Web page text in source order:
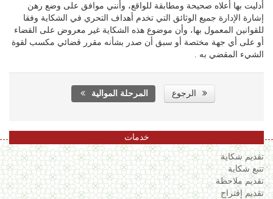
أدليت بها أعلاه صحيحة ومطابقة للواقع، وأنني موافق على وضع رهن
إشارة الإدارة جميع الوثائق التي تخدم أهداف التحري في الشكاية وفقا
للقوانين المعمول بها، وأن موضوع هذه الشكاية غير معروض على القضاء
أو على أي جهة مختصة أو سبق أن صدر بشأنه مقرر قضائي مكسب لقوة
الشيء المقضي به .
الرجوع المرحلة الموالية
خدمات
تقديم شكاية
تتبع شكاية
تقديم ملاحظة
تقديم إقتراح